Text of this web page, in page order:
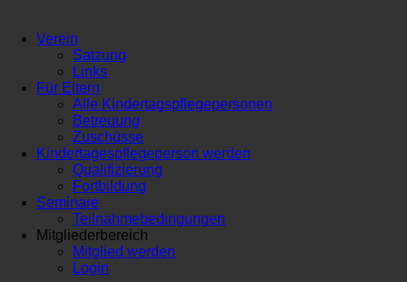
Verein
Satzung
Links
Für Eltern
Alle Kindertagspflegepersonen
Betreuung
Zuschüsse
Kindertagespflegeperson werden
Qualifizierung
Fortbildung
Seminare
Teilnahmebedingungen
Mitgliederbereich
Mitglied werden
Login